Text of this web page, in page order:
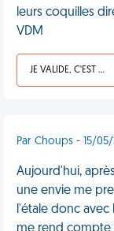
leurs coquilles
VDM
JE VALIDE, C'EST UNE VDM
Par Choups - 15/05/
Aujourd'hui,
une envie me
l'étale donc avec